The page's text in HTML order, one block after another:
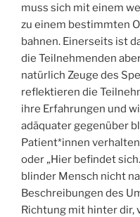
muss sich mit einem
zu einem bestimmten
bahnen. Einerseits ist
die Teilnehmenden
natürlich Zeuge des
reflektieren die
ihre Erfahrungen und
adäquater gegenüber
Patient*innen verhalten
oder „Hier befindet
blinder Mensch nicht
Beschreibungen des
Richtung mit hinter dir,